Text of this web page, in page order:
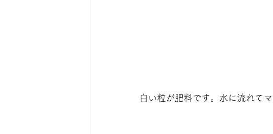
白い粒が肥料です。水に流れて